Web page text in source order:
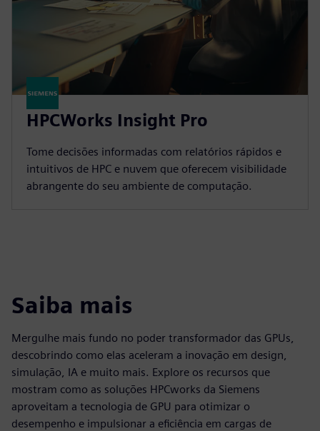
HPCWorks Insight Pro
Tome decisões informadas com relatórios rápidos e
intuitivos de HPC e nuvem que oferecem visibilidade
abrangente do seu ambiente de computação.
Saiba mais
Mergulhe mais fundo no poder transformador das GPUs,
descobrindo como elas aceleram a inovação em design,
simulação, IA e muito mais. Explore os recursos que
mostram como as soluções HPCworks da Siemens
aproveitam a tecnologia de GPU para otimizar o
desempenho e impulsionar a eficiência em cargas de